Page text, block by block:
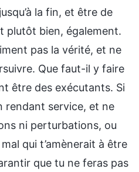
la fin, et être de
plutôt bien, également.
pas la vérité, et ne
Que faut-il y faire
être des exécutants. Si
rendant service, et ne
ni perturbations, ou
qui t’amènerait à être
que tu ne feras pas